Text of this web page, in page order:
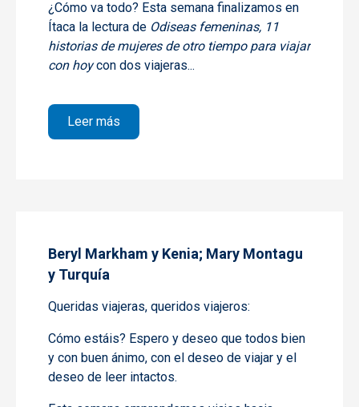
¿Cómo va todo? Esta semana finalizamos en
Ítaca la lectura de Odiseas femeninas, 11
historias de mujeres de otro tiempo para viajar
con hoycon dos viajeras...
Leer más
Beryl Markham y Kenia; Mary Montagu
y Turquía
Queridas viajeras, queridos viajeros:
Cómo estáis? Espero y deseo que todos bien
y con buen ánimo, con el deseo de viajar y el
deseo de leer intactos.